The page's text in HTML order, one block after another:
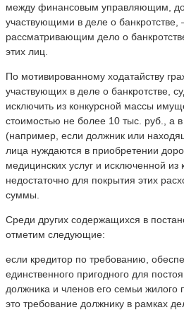
между финансовым управляющим,
участвующими в деле о банкротстве,
рассматривающим дело о
этих лиц.
По мотивированному ходатайству
участвующих в деле о банкротстве,
исключить из конкурсной массы
стоимостью не более 10 тыс. руб., а
(например, если должник или
лица нуждаются в приобретении
медицинских услуг и исключенной
недостаточно для покрытия этих
суммы.
Среди других содержащихся в
отметим следующие:
если кредитор по требованию,
единственного пригодного для
должника и членов его семьи
это требование должнику в рамках